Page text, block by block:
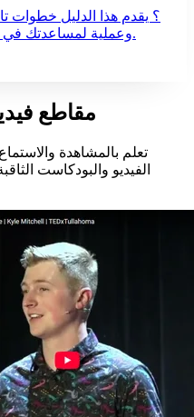
وعملية لمساعدتك في رحلتك نحو الراحة الاجتماعية والثقة.
مقاطع
تعلم بالمشاهدة
الفيديو والبودكاست